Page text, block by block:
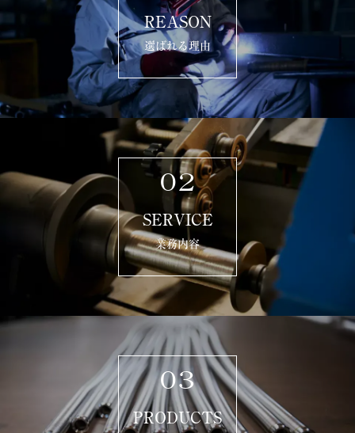
REASON
選ばれる理由
02
SERVICE
業務内容
03
PRODUCTS